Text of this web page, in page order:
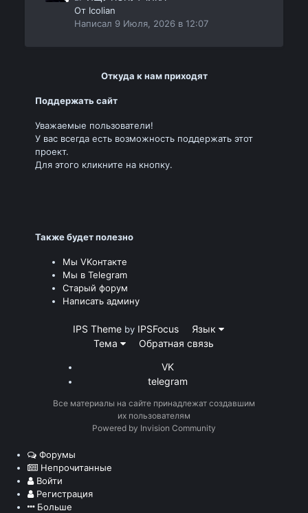
От Icolian
Написал 9 Июля, 2026 в 12:07
Откуда к нам приходят
Поддержать сайт
Уважаемые пользователи!
У вас всегда есть возможность поддержать этот
проект.
Для этого кликните на кнопку.
Также будет полезно
Мы VKонтакте
Мы в Telegram
Старый форум
Написать админу
IPS Theme by IPSFocus
Язык
Тема
Обратная связь
VK
telegram
Все материалы на сайте принадлежат создавшим
их пользователям
Powered by Invision Community
Форумы
Непрочитанные
Войти
Регистрация
Больше